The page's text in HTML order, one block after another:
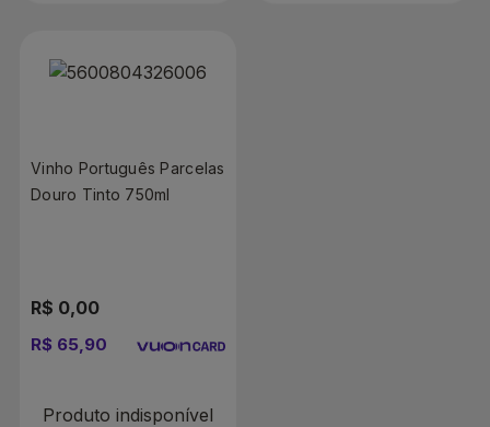
Vinho Português Parcelas
Douro Tinto 750ml
R$ 0,00
R$ 65,90
Produto indisponível